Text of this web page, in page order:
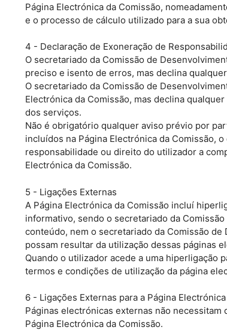
Página Electrónica da Comissão,
e o processo de cálculo utilizado para a sua
4 - Declaração de Exoneração de
O secretariado da Comissão de
preciso e isento de erros, mas declina
O secretariado da Comissão de
Electrónica da Comissão, mas declina
dos serviços.
Não é obrigatório qualquer aviso prévio por
incluídos na Página Electrónica da Comissão,
responsabilidade ou direito do utilizador a
Electrónica da Comissão.
5 - Ligações Externas
A Página Electrónica da Comissão incluí
informativo, sendo o secretariado da
conteúdo, nem o secretariado da Comissão
possam resultar da utilização dessas páginas
Quando o utilizador acede a uma hiperligação
termos e condições de utilização da página
6 - Ligações Externas para a Página
Páginas electrónicas externas não
Página Electrónica da Comissão.